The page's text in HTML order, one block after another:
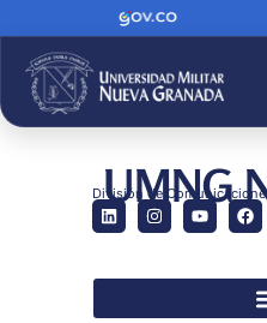
UMNG
División de